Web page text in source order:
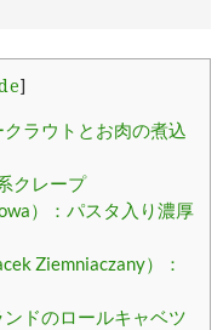
]
ラウトとお肉の煮込
クレープ
）：パスタ入り濃厚
Ziemniaczany）：
ドのロールキャベツ